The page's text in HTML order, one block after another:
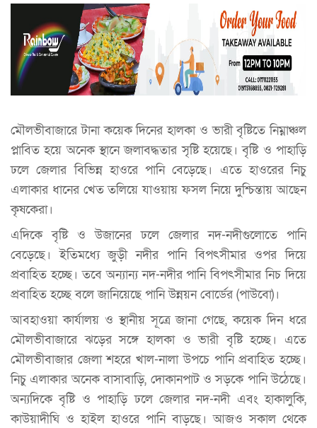
মৌলভীবাজারে টানা কয়েক দিনের হালকা ও ভারী বৃষ্টিতে নিম্নাঞ্চল
প্লাবিত হয়ে অনেক স্থানে জলাবদ্ধতার সৃষ্টি হয়েছে। বৃষ্টি ও পাহাড়ি
ঢলে জেলার বিভিন্ন হাওরে পানি বেড়েছে। এতে হাওরের নিচু
এলাকার ধানের খেত তলিয়ে যাওয়ায় ফসল নিয়ে দুশ্চিন্তায় আছেন
কৃষকেরা।
এদিকে বৃষ্টি ও উজানের ঢলে জেলার নদ-নদীগুলোতে পানি
বেড়েছে। ইতিমধ্যে জুড়ী নদীর পানি বিপৎসীমার ওপর দিয়ে
প্রবাহিত হচ্ছে। তবে অন্যান্য নদ-নদীর পানি বিপৎসীমার নিচ দিয়ে
প্রবাহিত হচ্ছে বলে জানিয়েছে পানি উন্নয়ন বোর্ডের (পাউবো)।
আবহাওয়া কার্যালয় ও স্থানীয় সূত্রে জানা গেছে, কয়েক দিন ধরে
মৌলভীবাজারে ঝড়ের সঙ্গে হালকা ও ভারী বৃষ্টি হচ্ছে। এতে
মৌলভীবাজার জেলা শহরে খাল-নালা উপচে পানি প্রবাহিত হচ্ছে।
নিচু এলাকার অনেক বাসাবাড়ি, দোকানপাট ও সড়কে পানি উঠেছে।
অন্যদিকে বৃষ্টি ও পাহাড়ি ঢলে জেলার নদ-নদী এবং হাকালুকি,
কাউয়াদীঘি ও হাইল হাওরে পানি বাড়ছে। আজও সকাল থেকে